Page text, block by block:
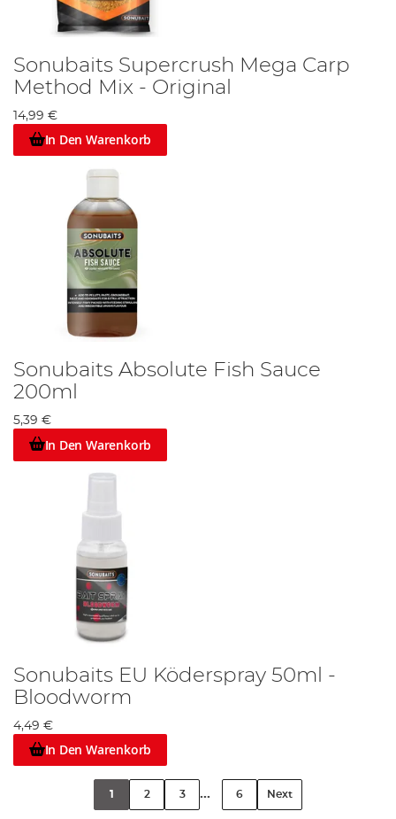
Sonubaits Supercrush Mega Carp
Method Mix - Original
14,99 €
In Den Warenkorb
Sonubaits Absolute Fish Sauce
200ml
5,39 €
In Den Warenkorb
Sonubaits EU Köderspray 50ml -
Bloodworm
4,49 €
In Den Warenkorb
1 2 3 ... 6 Next